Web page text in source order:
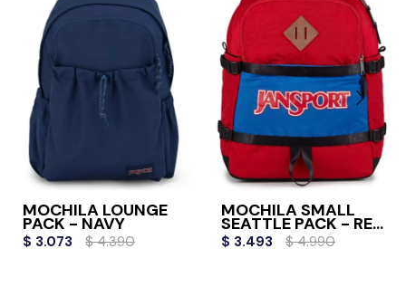
MOCHILA LOUNGE
PACK - NAVY
$ 3.073 $ 4.390
MOCHILA SMALL
SEATTLE PACK - RED
TAPE
$ 3.493 $ 4.990